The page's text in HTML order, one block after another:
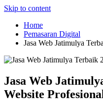
Skip to content
Home
Pemasaran Digital
Jasa Web Jatimulya
Jasa Web
Website